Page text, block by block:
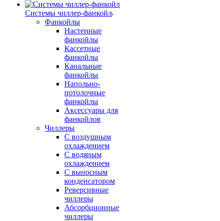
Системы чиллер-фанкойл
Фанкойлы
Настенные
фанкойлы
Кассетные
фанкойлы
Канальные
фанкойлы
Напольно-
потолочные
фанкойлы
Аксессуары для
фанкойлов
Чиллеры
С воздушным
охлаждением
С водяным
охлаждением
С выносным
конденсатором
Реверсивные
чиллеры
Абсорбционные
чиллеры